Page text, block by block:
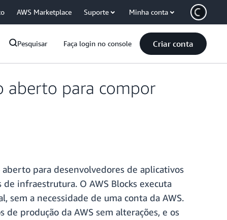
AWS Marketplace Suporte Minha conta
Pesquisar Faça login no console Criar conta
aberto para compor
aberto para desenvolvedores de aplicativos
infraestrutura. O AWS Blocks executa
a necessidade de uma conta da AWS.
produção da AWS sem alterações, e os